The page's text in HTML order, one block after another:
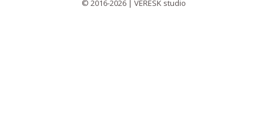
© 2016-2026 | VERESK studio